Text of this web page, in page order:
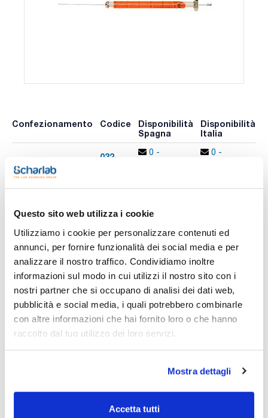
Questo sito web utilizza i cookie
Utilizziamo i cookie per personalizzare contenuti ed
annunci, per fornire funzionalità dei social media e per
analizzare il nostro traffico. Condividiamo inoltre
informazioni sul modo in cui utilizzi il nostro sito con i
nostri partner che si occupano di analisi dei dati web,
pubblicità e social media, i quali potrebbero combinarle
con altre informazioni che hai fornito loro o che hanno
raccolto dal tuo utilizzo dei loro servizi.
Mostra dettagli
Accetta tutti
Confezionamento Codice
Disponibilità
Spagna
Disponibilità
Italia
032-
0 -
0 -
Caratteristiche
Volume (µl) : 5
Modello : 5F-AG-0,47C
Pistone di ricambio : –
Siringhe per autoiniettori modelli Agilent 7673, 7683 e
6850ALS.
Tutti gli aghi sono a punta conica e hanno una lunghezza di
42mm.
(AE) kit ago e stantuffo.
Vedi di più
Documentazione tecnica
SDS / Scheda di